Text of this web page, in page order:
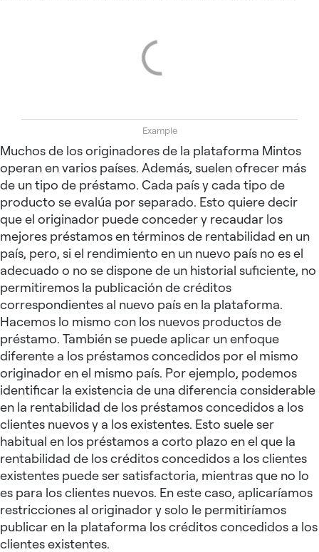
Example
Muchos de los originadores de la plataforma Mintos
operan en varios países. Además, suelen ofrecer más
de un tipo de préstamo. Cada país y cada tipo de
producto se evalúa por separado. Esto quiere decir
que el originador puede conceder y recaudar los
mejores préstamos en términos de rentabilidad en un
país, pero, si el rendimiento en un nuevo país no es el
adecuado o no se dispone de un historial suficiente, no
permitiremos la publicación de créditos
correspondientes al nuevo país en la plataforma.
Hacemos lo mismo con los nuevos productos de
préstamo. También se puede aplicar un enfoque
diferente a los préstamos concedidos por el mismo
originador en el mismo país. Por ejemplo, podemos
identificar la existencia de una diferencia considerable
en la rentabilidad de los préstamos concedidos a los
clientes nuevos y a los existentes. Esto suele ser
habitual en los préstamos a corto plazo en el que la
rentabilidad de los créditos concedidos a los clientes
existentes puede ser satisfactoria, mientras que no lo
es para los clientes nuevos. En este caso, aplicaríamos
restricciones al originador y solo le permitiríamos
publicar en la plataforma los créditos concedidos a los
clientes existentes.